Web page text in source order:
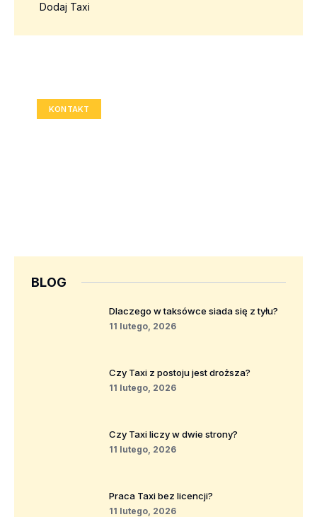
Dodaj Taxi
KONTAKT
BLOG
Dlaczego w taksówce siada się z tyłu?
11 lutego, 2026
Czy Taxi z postoju jest droższa?
11 lutego, 2026
Czy Taxi liczy w dwie strony?
11 lutego, 2026
Praca Taxi bez licencji?
11 lutego, 2026